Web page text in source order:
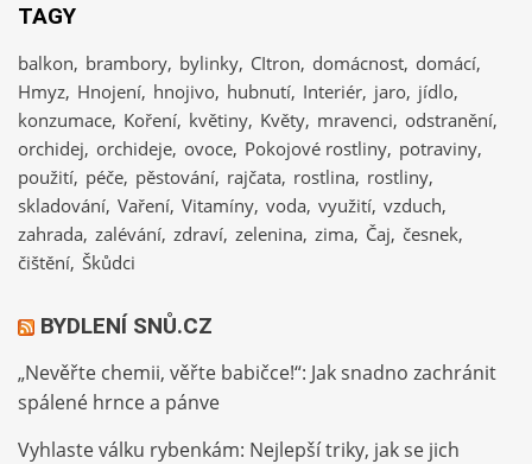
TAGY
balkon brambory bylinky CItron domácnost domácí
Hmyz Hnojení hnojivo hubnutí Interiér jaro jídlo
konzumace Koření květiny Květy mravenci odstranění
orchidej orchideje ovoce Pokojové rostliny potraviny
použití péče pěstování rajčata rostlina rostliny
skladování Vaření Vitamíny voda využití vzduch
zahrada zalévání zdraví zelenina zima Čaj česnek
čištění Škůdci
BYDLENÍ SNŮ.CZ
„Nevěřte chemii, věřte babičce!“: Jak snadno zachránit
spálené hrnce a pánve
Vyhlaste válku rybenkám: Nejlepší triky, jak se jich